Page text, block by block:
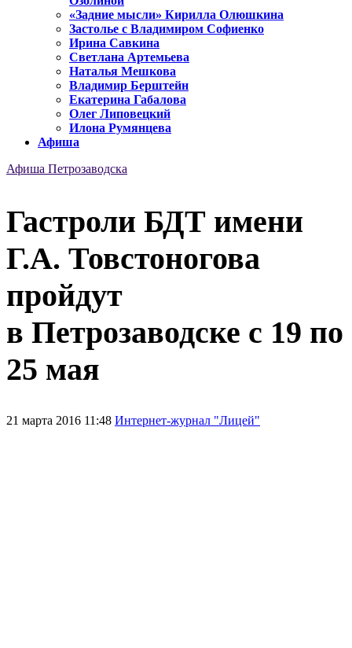
«Задние мысли» Кирилла Олюшкина
Застолье с Владимиром Софиенко
Ирина Савкина
Светлана Артемьева
Наталья Мешкова
Владимир Берштейн
Екатерина Габалова
Олег Липовецкий
Илона Румянцева
Афиша
Афиша Петрозаводска
Гастроли БДТ имени
Г.А. Товстоногова
пройдут
в Петрозаводске с 19 по
25 мая
21 марта 2016 11:48 Интернет-журнал "Лицей"